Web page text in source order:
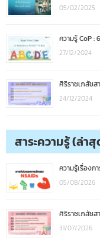
05/02/2025
ความรู้ CoP :
27/12/2024
ศิริราชเภสัชส
24/12/2024
สาระความรู้ (ล่า
ความรู้เรื่องก
05/08/2026
ศิริราชเภสัชส
31/07/2026